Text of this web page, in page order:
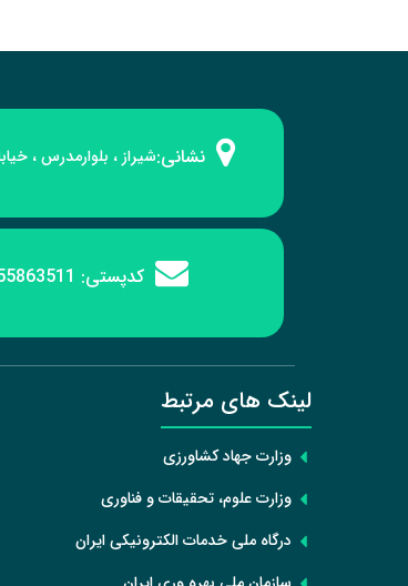
نشانی:شیراز ، بلوارمدرس ،
کدپستی:
لینک های مرتبط
وزارت جهاد کشاورزی
وزارت علوم، تحقیقات و فناوری
درگاه ملی خدمات الکترونیکی ایران